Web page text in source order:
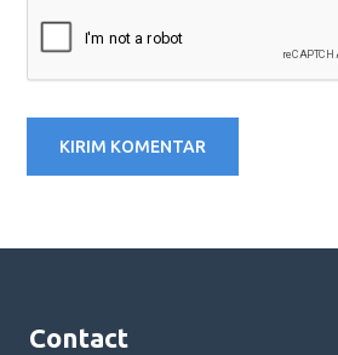
Contact